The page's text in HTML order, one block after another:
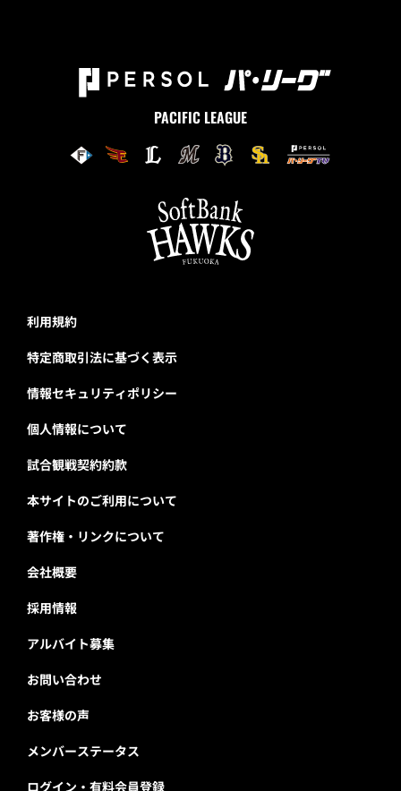
PACIFIC LEAGUE
利用規約
特定商取引法に基づく表示
情報セキュリティポリシー
個人情報について
試合観戦契約約款
本サイトのご利用について
著作権・リンクについて
会社概要
採用情報
アルバイト募集
お問い合わせ
お客様の声
メンバーステータス
ログイン・有料会員登録